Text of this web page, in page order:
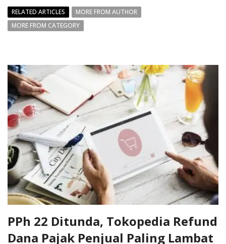
RELATED ARTICLES
MORE FROM AUTHOR
MORE FROM CATEGORY
PPh 22 Ditunda, Tokopedia Refund
Dana Pajak Penjual Paling Lambat